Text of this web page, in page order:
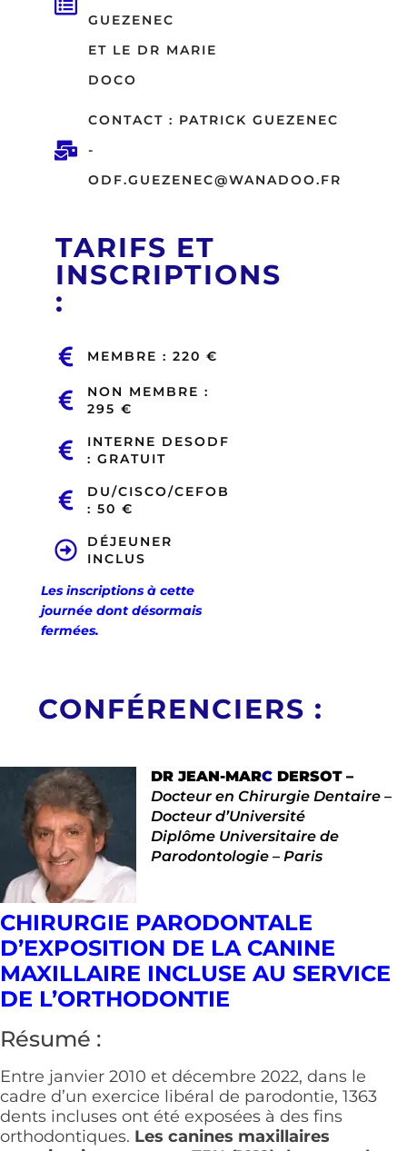
GUEZENEC
ET LE DR MARIE
DOCO
CONTACT : PATRICK GUEZENEC
-
ODF.GUEZENEC@WANADOO.FR
TARIFS ET
INSCRIPTIONS
:
MEMBRE : 220 €
NON MEMBRE :
295 €
INTERNE DESODF
: GRATUIT
DU/CISCO/CEFOB
: 50 €
DÉJEUNER
INCLUS
Les inscriptions à cette
journée dont désormais
fermées.
CONFÉRENCIERS :
DR JEAN-MARC DERSOT –
Docteur en Chirurgie Dentaire –
Docteur d’Université
Diplôme Universitaire de
Parodontologie – Paris
CHIRURGIE PARODONTALE
D’EXPOSITION DE LA CANINE
MAXILLAIRE INCLUSE AU SERVICE
DE L’ORTHODONTIE
Résumé :
Entre janvier 2010 et décembre 2022, dans le
cadre d’un exercice libéral de parodontie, 1363
dents incluses ont été exposées à des fins
orthodontiques. Les canines maxillaires